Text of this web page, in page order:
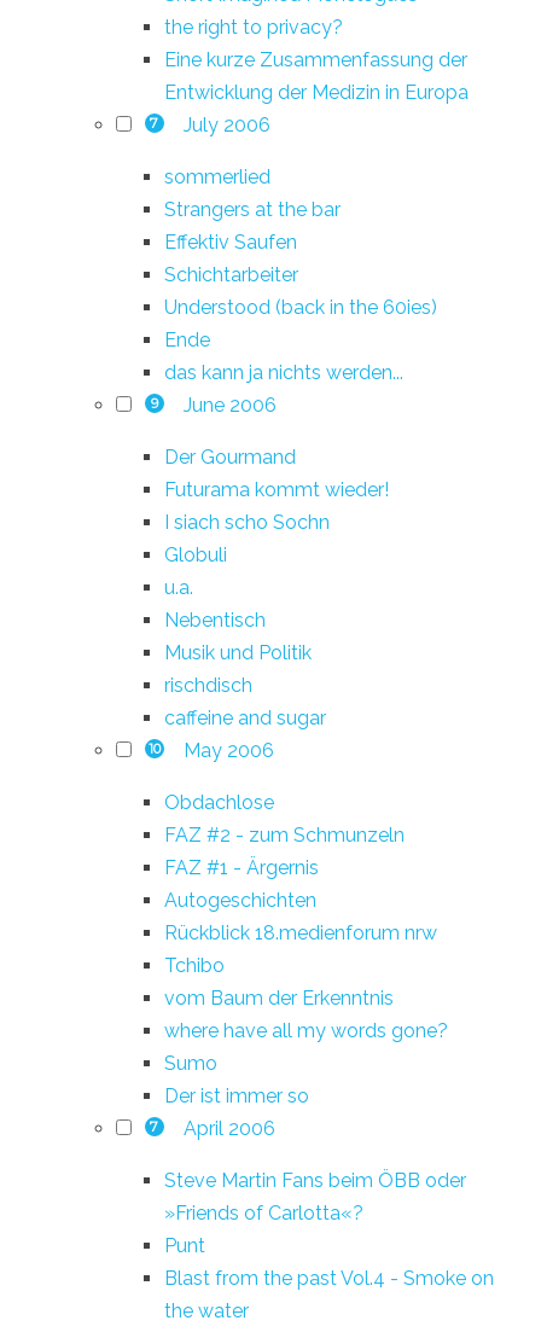
the right to privacy?
Eine kurze Zusammenfassung der
Entwicklung der Medizin in Europa
7 July 2006
sommerlied
Strangers at the bar
Effektiv Saufen
Schichtarbeiter
Understood (back in the 60ies)
Ende
das kann ja nichts werden...
9 June 2006
Der Gourmand
Futurama kommt wieder!
I siach scho Sochn
Globuli
u.a.
Nebentisch
Musik und Politik
rischdisch
caffeine and sugar
10 May 2006
Obdachlose
FAZ #2 - zum Schmunzeln
FAZ #1 - Ärgernis
Autogeschichten
Rückblick 18.medienforum nrw
Tchibo
vom Baum der Erkenntnis
where have all my words gone?
Sumo
Der ist immer so
7 April 2006
Steve Martin Fans beim ÖBB oder
»Friends of Carlotta«?
Punt
Blast from the past Vol.4 - Smoke on
the water